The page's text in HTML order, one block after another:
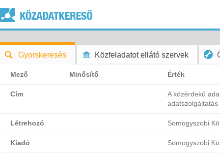
Gyorskeresés Közfeladatot ellátó szervek
Mező Minősítő Érték
Cím
A közérdekű
Létrehozó Somogyszobi
Kiadó Somogyszobi